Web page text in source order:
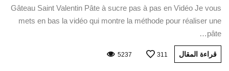
Gâteau Saint Valentin Pâte à sucre pas à pas en Vidéo Je vous
mets en bas la vidéo qui montre la méthode pour réaliser une
pâte…
قراءة المقال 311
5237